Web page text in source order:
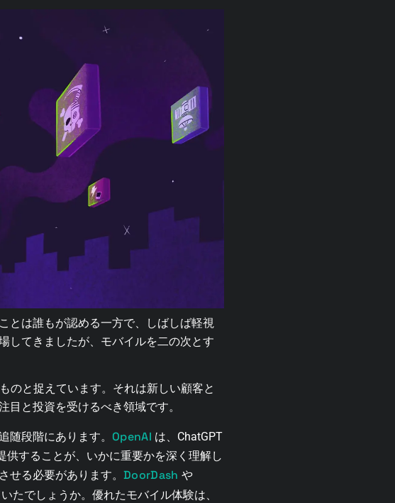
とは誰もが認める一方で、しばしば軽視
してきましたが、モバイルを二の次とす
のと捉えています。それは新しい顧客と
と投資を受けるべき領域です。
随段階にあります。 OpenAI は、ChatGPT
することが、いかに重要かを深く理解し
せる必要があります。DoorDash や
たでしょうか。優れたモバイル体験は、